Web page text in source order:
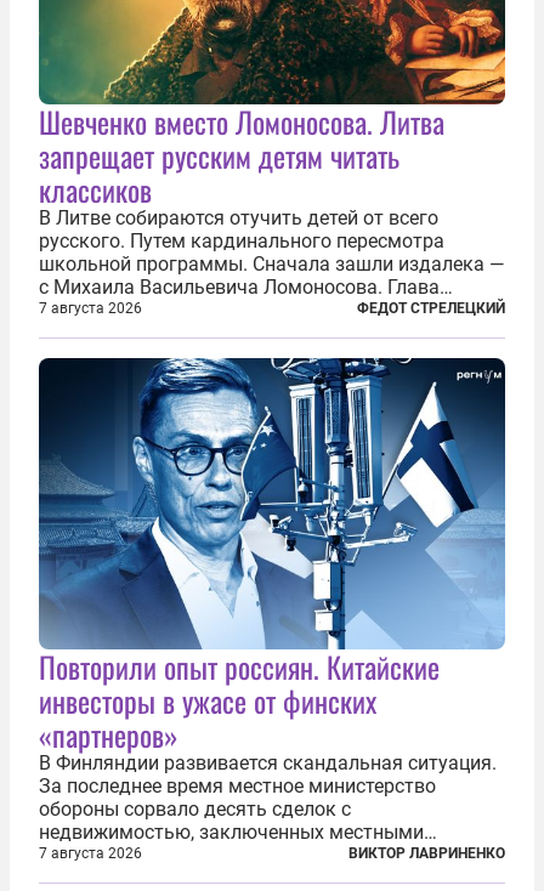
Шевченко вместо Ломоносова. Литва
запрещает русским детям читать
классиков
В Литве собираются отучить детей от всего
русского. Путем кардинального пересмотра
школьной программы. Сначала зашли издалека —
с Михаила Васильевича Ломоносова. Глава
правительства Литвы Миндаугас Синкявичюс
предложил исключить его тексты из программ
общего образования. Мотивировал он это тем,
7 августа 2026 ФЕДОТ СТРЕЛЕЦКИЙ
Повторили опыт россиян. Китайские
инвесторы в ужасе от финских
«партнеров»
В Финляндии развивается скандальная ситуация.
За последнее время местное министерство
обороны сорвало десять сделок с
недвижимостью, заключенных местными
фирмами с китайским капиталом. Чиновники
заявили, что они могли заключаться с целью
7 августа 2026 ВИКТОР ЛАВРИНЕНКО